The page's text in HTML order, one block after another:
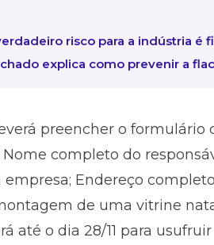
risco para a indústria é
explica como prevenir a
preencher o formulário
completo do
Endereço
de uma vitrine
até o dia 28/11 para